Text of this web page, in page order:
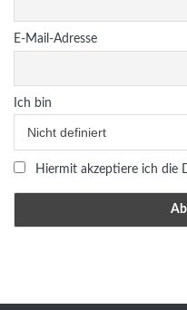
E-Mail-Adresse
Ich bin
Hiermit akzeptiere ich die